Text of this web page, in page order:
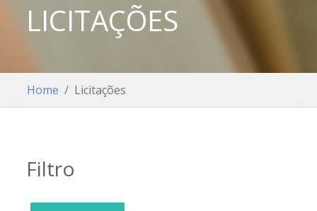
LICITAÇÕES
Home Licitações
Filtro